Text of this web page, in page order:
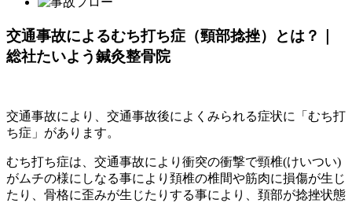
交通事故によるむち打ち症（頸部捻挫）とは？｜
総社たいよう鍼灸整骨院
交通事故により、交通事故後によくみられる症状に「むち打
ち症」があります。
むち打ち症は、交通事故により衝突の衝撃で頸椎(けいつい)
がムチの様にしなる事により頚椎の椎間や筋肉に損傷が生じ
たり、骨格に歪みが生じたりする事により、頚部が捻挫状態